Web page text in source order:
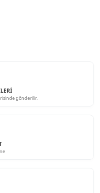
gönderilir.